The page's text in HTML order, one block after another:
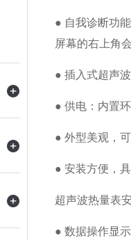
● 自我诊断功
屏幕的右上角
● 插入式超声
● 供电：内置
● 外型美观，
● 安装方便，
超声波热量表
● 数据操作显示